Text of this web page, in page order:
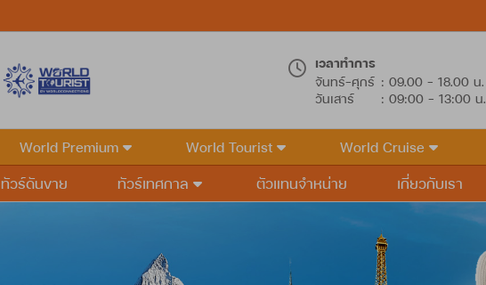
เวลาทำการ
จันทร์-ศุกร์ : 09.00 - 18.00 น.
วันเสาร์
: 09:00 - 13:00 น.
World Premium World Tourist World Cruise
ทัวร์ดันขาย ทัวร์เทศกาล ตัวแทนจำหน่าย เกี่ยวกับเรา